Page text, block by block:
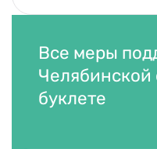
Все меры
Челябинской
буклете